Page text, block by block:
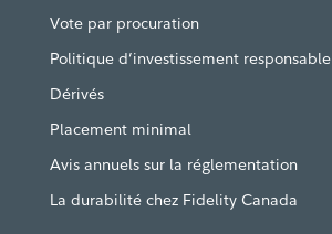
Vote par procuration
Politique d’investissement responsable
Dérivés
Placement minimal
Avis annuels sur la réglementation
La durabilité chez Fidelity Canada